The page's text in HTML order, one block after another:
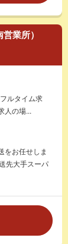
業所）
ルタイム求
人の場...
をお任せしま
先大手スーパ